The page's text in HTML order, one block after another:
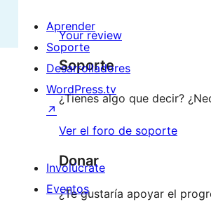
Your review
Soporte
¿Tienes algo que decir?
Ver el foro de soporte
Donar
¿Te gustaría apoyar el
Aprender
Soporte
Desarrolladores
WordPress.tv
↗
Involúcrate
Eventos